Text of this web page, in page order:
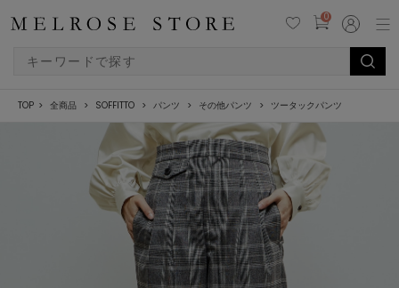
0
TOP 全商品 SOFFITTO パンツ その他パンツ ツータックパンツ